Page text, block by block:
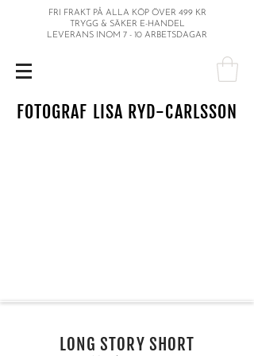
FRI FRAKT PÅ ALLA KÖP ÖVER 499 KR
TRYGG & SÄKER E-HANDEL
LEVERANS INOM 7 - 10 ARBETSDAGAR
FOTOGRAF LISA RYD-CARLSSON
LONG STORY SHORT